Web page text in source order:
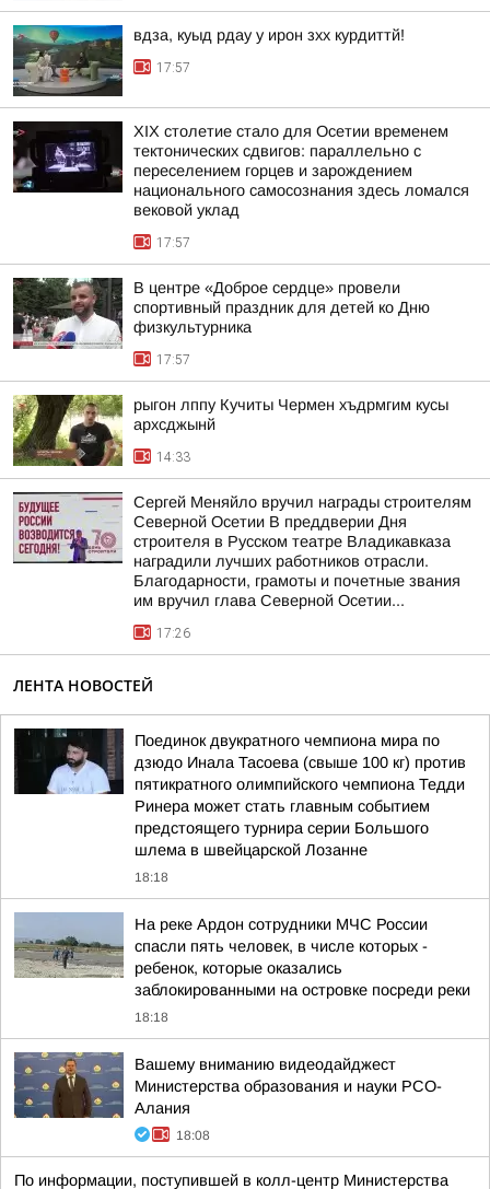
вдза, куыд рдау у ирон зхх курдиттй!
17:57
XIX столетие стало для Осетии временем
тектонических сдвигов: параллельно с
переселением горцев и зарождением
национального самосознания здесь ломался
вековой уклад
17:57
В центре «Доброе сердце» провели
спортивный праздник для детей ко Дню
физкультурника
17:57
рыгон лппу Кучиты Чермен хъдрмгим кусы
архсджынй
14:33
Сергей Меняйло вручил награды строителям
Северной Осетии В преддверии Дня
строителя в Русском театре Владикавказа
наградили лучших работников отрасли.
Благодарности, грамоты и почетные звания
им вручил глава Северной Осетии...
17:26
ЛЕНТА НОВОСТЕЙ
Поединок двукратного чемпиона мира по
дзюдо Инала Тасоева (свыше 100 кг) против
пятикратного олимпийского чемпиона Тедди
Ринера может стать главным событием
предстоящего турнира серии Большого
шлема в швейцарской Лозанне
18:18
На реке Ардон сотрудники МЧС России
спасли пять человек, в числе которых -
ребенок, которые оказались
заблокированными на островке посреди реки
18:18
Вашему вниманию видеодайджест
Министерства образования и науки РСО-
Алания
18:08
По информации, поступившей в колл-центр Министерства